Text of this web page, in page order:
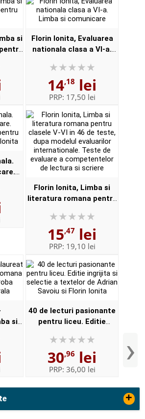
+
si
Florin Ionita, Evaluarea
nationala clasa a VI-a.
14,18 lei
PRP: 17,50 lei
Florin Ionita, Limba si
literatura romana pentru
teste, dupa modelul
evaluarilor
internationale. T...
15,47 lei
PRP: 19,10 lei
si
si
40 de lecturi pasionante
pentru liceu. Editie
textelor de Adrian Savoiu
si Florin Ionita
30,96 lei
PRP: 36,00 lei ›